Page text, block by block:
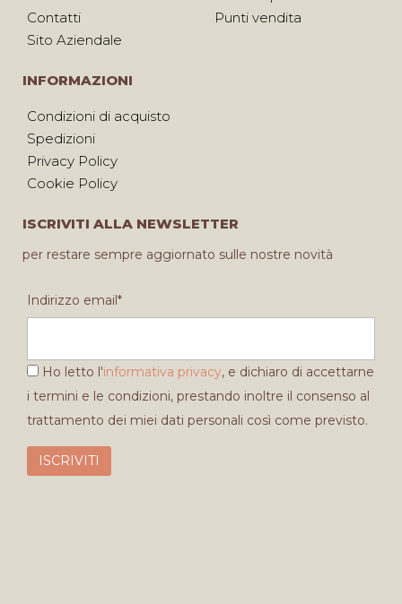
Contatti
Sito Aziendale
Punti vendita
INFORMAZIONI
Condizioni di acquisto
Spedizioni
Privacy Policy
Cookie Policy
ISCRIVITI ALLA NEWSLETTER
per restare sempre aggiornato sulle nostre novità
Indirizzo email*
Ho letto l'informativa privacy, e dichiaro di accettarne
i termini e le condizioni, prestando inoltre il consenso al
trattamento dei miei dati personali così come previsto.